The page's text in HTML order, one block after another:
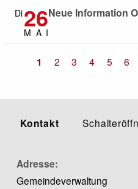
Di26
M A I
Neue Information
Seitennummerierung
Aktuelle
1 Seite
2 Seite
3 Seite
4 Seite
5 6
Kontakt
Adresse
Gemeindeverwaltung